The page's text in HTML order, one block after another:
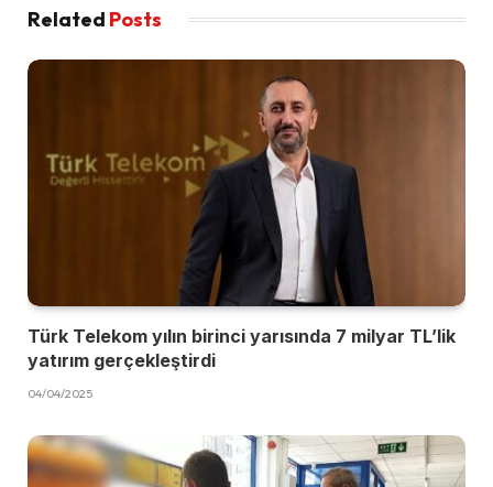
Related Posts
Türk Telekom yılın birinci yarısında 7 milyar TL’lik
yatırım gerçekleştirdi
04/04/2025